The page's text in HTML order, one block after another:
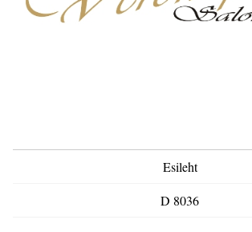
Esileht
D 8036